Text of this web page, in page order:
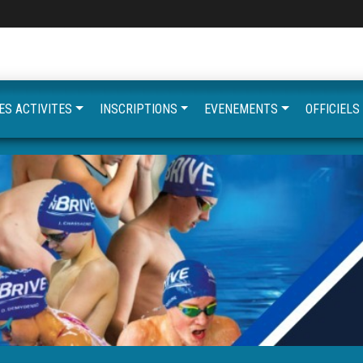
ACTIVITES INSCRIPTIONS EVENEMENTS OFFICIELS